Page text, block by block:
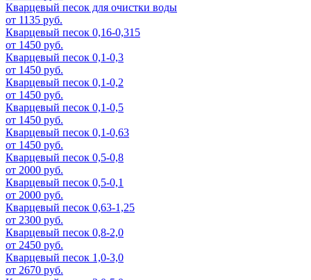
Кварцевый песок для очистки воды
от 1135 руб.
Кварцевый песок 0,16-0,315
от 1450 руб.
Кварцевый песок 0,1-0,3
от 1450 руб.
Кварцевый песок 0,1-0,2
от 1450 руб.
Кварцевый песок 0,1-0,5
от 1450 руб.
Кварцевый песок 0,1-0,63
от 1450 руб.
Кварцевый песок 0,5-0,8
от 2000 руб.
Кварцевый песок 0,5-0,1
от 2000 руб.
Кварцевый песок 0,63-1,25
от 2300 руб.
Кварцевый песок 0,8-2,0
от 2450 руб.
Кварцевый песок 1,0-3,0
от 2670 руб.